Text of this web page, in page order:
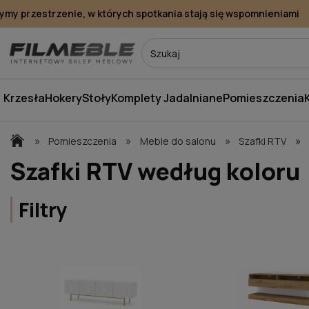
przestrzenie, w których spotkania stają się wspomnieniami
KrzesłaHokeryStołyKomplety JadalnianePomieszczenia
» Pomieszczenia » Meble do salonu » Szafki RTV »
Szafki RTV według koloru
Filtry